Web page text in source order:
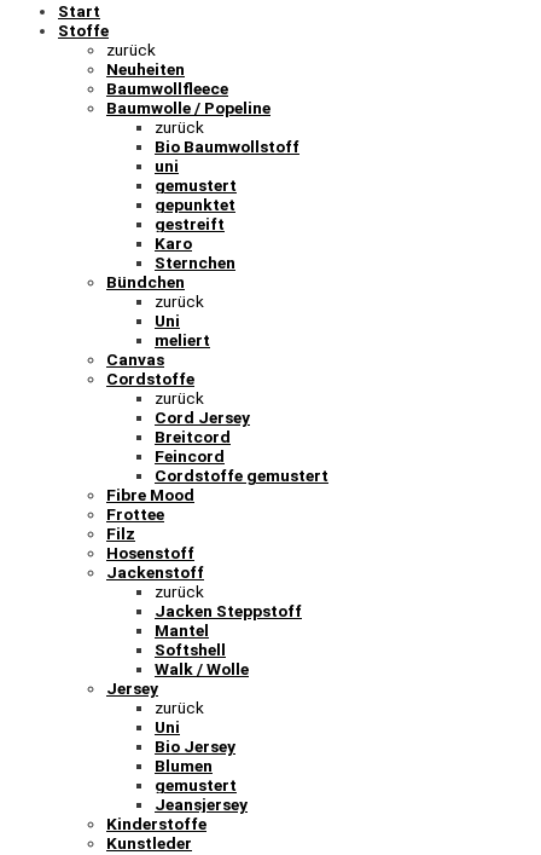
Start
Stoffe
zurück
Neuheiten
Baumwollfleece
Baumwolle / Popeline
zurück
Bio Baumwollstoff
uni
gemustert
gepunktet
gestreift
Karo
Sternchen
Bündchen
zurück
Uni
meliert
Canvas
Cordstoffe
zurück
Cord Jersey
Breitcord
Feincord
Cordstoffe gemustert
Fibre Mood
Frottee
Filz
Hosenstoff
Jackenstoff
zurück
Jacken Steppstoff
Mantel
Softshell
Walk / Wolle
Jersey
zurück
Uni
Bio Jersey
Blumen
gemustert
Jeansjersey
Kinderstoffe
Kunstleder